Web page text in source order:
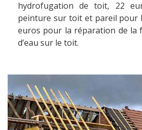
hydrofugation de toit, 22
peinture sur toit et pareil pour
euros pour la réparation de la
d’eau sur le toit.